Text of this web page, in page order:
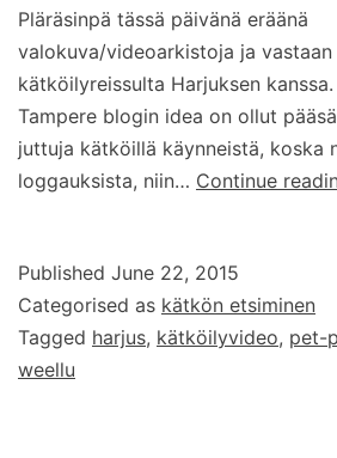
Pläräsinpä tässä päivänä eräänä
valokuva/videoarkistoja ja
kätköilyreissulta Harjuksen kanssa.
Tampere blogin idea on ollut
juttuja kätköillä käynneistä, koska
loggauksista, niin… Continue
Published June 22, 2015
Categorised as kätkön etsiminen
Tagged harjus, kätköilyvideo, pet-
weellu